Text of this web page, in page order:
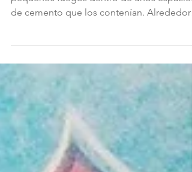
purificación.
de cemento que los contenían. Alrededor
de cada fogata se ubi